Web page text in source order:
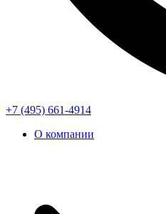
+7 (495) 661-4914
О компании